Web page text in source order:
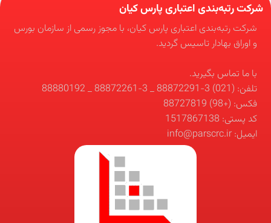
شرکت رتبه‌بندی اعتباری پارس کیان
شرکت رتبه‌بندی اعتباری پارس کیان، با مجوز رسمی از سازمان بورس
و اوراق بهادار تاسیس گردید.
با ما تماس بگیرید.
تلفن: (021) 3-88872291 _ 3-88872261 _ 88880192
فکس: (+98) 88727819
کد پستی: 1517867138
ایمیل: info@parscrc.ir